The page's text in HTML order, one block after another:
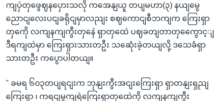
ကျပှဲတှဖွေဈနပှေားသလို ကအေနျယူ တပျမဟာ(၃) နယျမွေ
ညောငျလေးပငျခရိုငျမှာလညျး စဈကောငျစီဘကျက ကြေးရှာ
တှကေို လကျနကျကွီးတှနေဲ ရှာတှထေဲ ပဈခတျတာတှကွေောင့ျ
ဒီရကျထဲမှာ ကြေးရှားသားတဦး သဆေုံးခဲ့တယျလို့ ဒသေခံရှာ
သားတဦး ကပွောပါတယျ။
" ခမရ ၆၀၃တပျရငျးက ဘုနျးကွီးအငျးကြေးရှာ ရှာတနျးရှညျ
ကြေးရှာ ၊ ကရငျမွကျရဲကြေးရှာတှထေဲကို လကျနကျကွီး